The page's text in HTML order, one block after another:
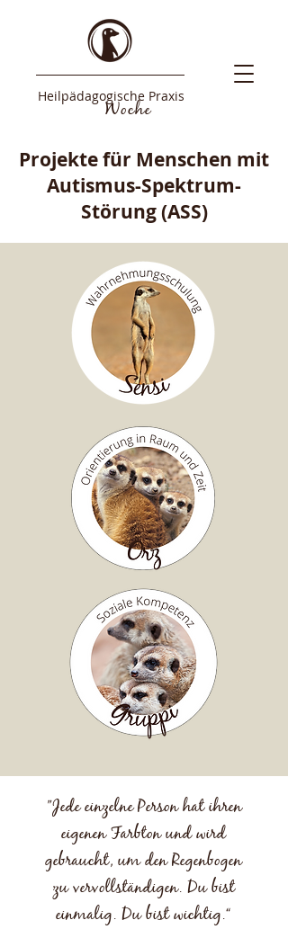
Heilpädagogische Praxis
Woche
Projekte für Menschen mit
Autismus-Spektrum-
Störung (ASS)
”Jede einzelne Person hat ihren
eigenen Farbton und wird
gebraucht, um den Regenbogen
zu vervollständigen. Du bist
einmalig. Du bist wichtig.“